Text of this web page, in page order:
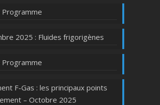
Programme
2025 : Fluides frigorigènes
Programme
F-Gas : les principaux points
– Octobre 2025